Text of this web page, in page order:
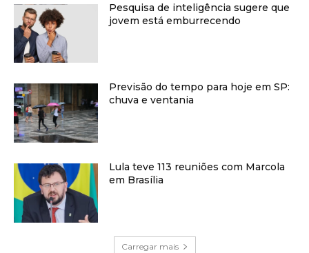
Pesquisa de inteligência sugere que
jovem está emburrecendo
Previsão do tempo para hoje em SP:
chuva e ventania
Lula teve 113 reuniões com Marcola
em Brasília
Carregar mais